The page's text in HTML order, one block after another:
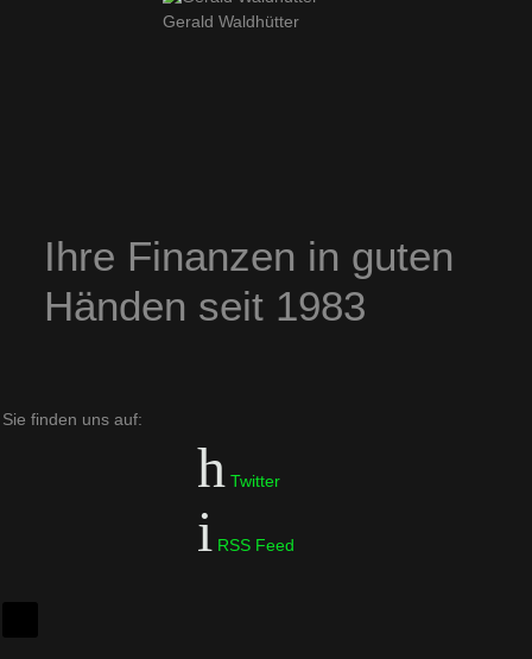
Gerald Waldhütter
Ihre Finanzen in guten
Händen seit 1983
Sie finden uns auf:
Twitter
RSS Feed